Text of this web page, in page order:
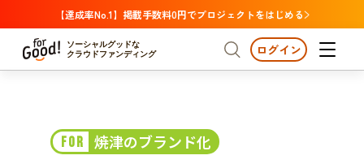
【達成率No.1】掲載手数料0円でプロジェクトをはじめる
ソーシャルグッドな
クラウドファンディング
プロジェクトからさがす
注目 新着
支援金額が多い
ログイン
FOR 焼津のブランド化